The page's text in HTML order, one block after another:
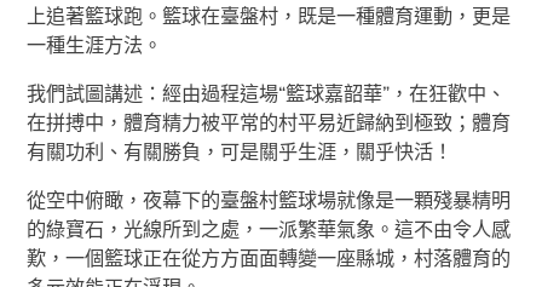
上追著籃球跑。籃球在臺盤村，既是一種體育運動，更是
一種生涯方法。
我們試圖講述：經由過程這場“籃球嘉韶華”，在狂歡中、
在拼搏中，體育精力被平常的村平易近歸納到極致；體育
有關功利、有關勝負，可是關乎生涯，關乎快活！
從空中俯瞰，夜幕下的臺盤村籃球場就像是一顆殘暴精明
的綠寶石，光線所到之處，一派繁華氣象。這不由令人感
歎，一個籃球正在從方方面面轉變一座縣城，村落體育的